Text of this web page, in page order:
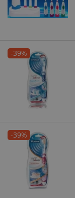
-39%
-39%